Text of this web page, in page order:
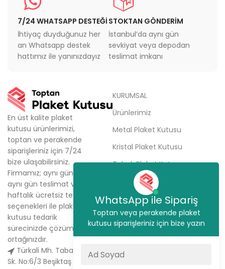
7/24 WHATSAPP DESTEĞİ
İhtiyaç duyduğunuz her
an Whatsapp destek
hattımız ile yanınızdayız
STOKTAN GÖNDERİM
İstanbul’da aynı gün
sevkiyat veya depodan
teslimat imkanı
En üst kalite plaket
kutusu ürünlerimizi,
toptan ve perakende
siparişleriniz için 7/24
bize ulaşabilirsiniz.
Firmamız; aynı gün kargo,
aynı gün teslimat ve
haftalık ücretsiz teslimat
seçenekleri ile plaket
kutusu tedarik
sürecinizde çözüm
ortağınızdır.
Türkali Mh. Tabakçı Hüseyin
Sk. No:6/3 Beşiktaş / İstanbul
KURUMSAL
Ürünlerimiz
Metal Plaket Kutusu
Kristal Plaket Kutusu
Tabak Plaket Kutusu
Hakkımızda
Sipariş Ver
İletişim
WhatsApp ile Sipariş
Toptan veya perakende plaket
kutusu siparişleriniz için bize yazın